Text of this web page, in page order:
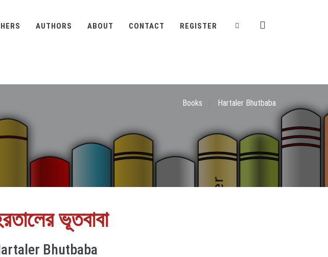
AUTHORS ABOUT CONTACT REGISTER
Books Hartaler Bhutbaba
ভূতবাবা
Bhutbaba